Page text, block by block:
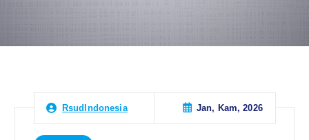
RsudIndonesia Jan, Kam, 2026